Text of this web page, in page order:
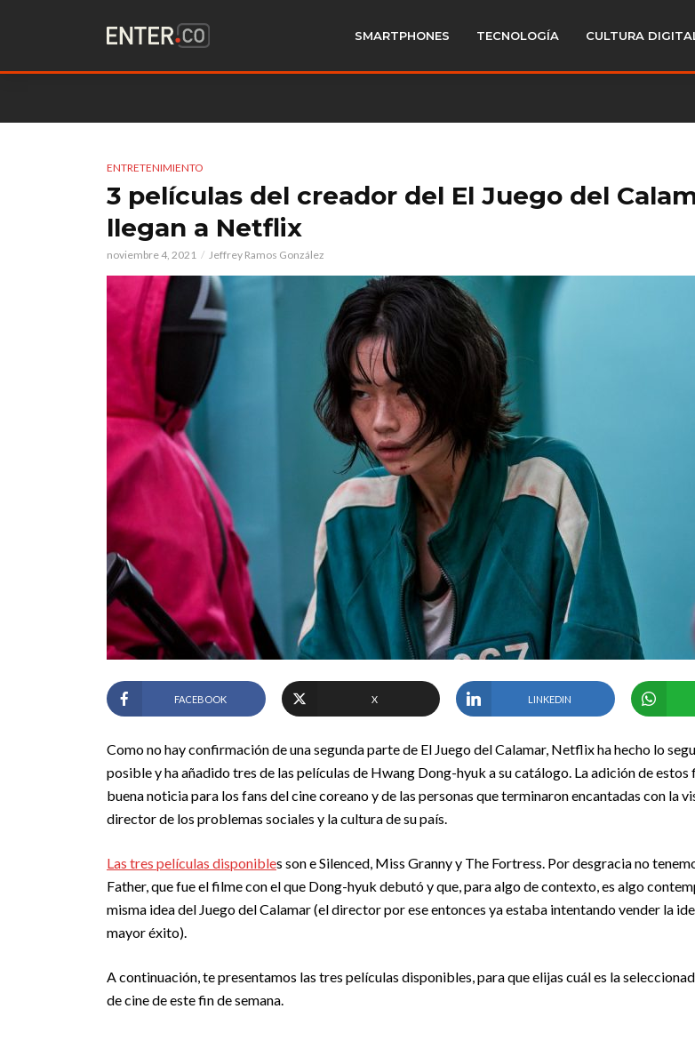
SMARTPHONES TECNOLOGÍA CULTURA
ENTRETENIMIENTO
3 películas del creador del El Juego del
llegan a Netflix
noviembre 4, 2021 Jeffrey Ramos González
FACEBOOK X LINKEDIN
Como no hay confirmación de una segunda parte de El Juego del Calamar, Netflix ha hecho lo
posible y ha añadido tres de las películas de Hwang Dong-hyuk a su catálogo. La adición de estos
buena noticia para los fans del cine coreano y de las personas que terminaron encantadas con la
director de los problemas sociales y la cultura de su país.
Las tres películas disponibles son e Silenced, Miss Granny y The Fortress. Por desgracia no
Father, que fue el filme con el que Dong-hyuk debutó y que, para algo de contexto, es algo
misma idea del Juego del Calamar (el director por ese entonces ya estaba intentando vender la
mayor éxito).
A continuación, te presentamos las tres películas disponibles, para que elijas cuál es la
de cine de este fin de semana.